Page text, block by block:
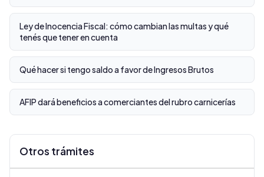
Ley de Inocencia Fiscal: cómo cambian las multas y qué
tenés que tener en cuenta
Qué hacer si tengo saldo a favor de Ingresos Brutos
AFIP dará beneficios a comerciantes del rubro carnicerías
Otros trámites